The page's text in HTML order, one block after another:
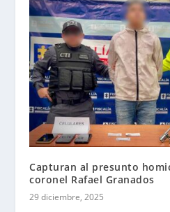
Capturan al presunto
coronel Rafael Granados
29 diciembre, 2025